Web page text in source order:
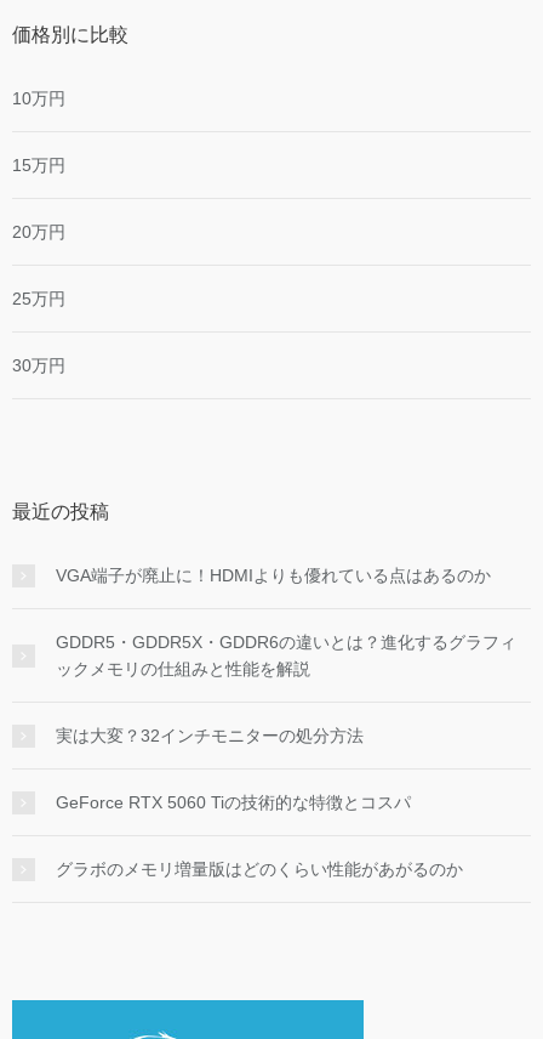
価格別に比較
10万円
15万円
20万円
25万円
30万円
最近の投稿
VGA端子が廃止に！HDMIよりも優れている点はあるのか
GDDR5・GDDR5X・GDDR6の違いとは？進化するグラフィ
ックメモリの仕組みと性能を解説
実は大変？32インチモニターの処分方法
GeForce RTX 5060 Tiの技術的な特徴とコスパ
グラボのメモリ増量版はどのくらい性能があがるのか